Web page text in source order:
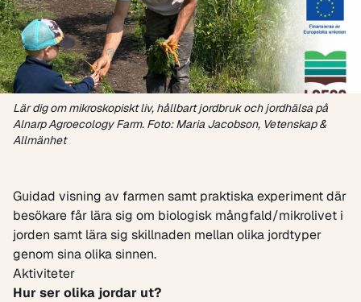
Lär dig om mikroskopiskt liv, hållbart jordbruk och jordhälsa på
Alnarp Agroecology Farm. Foto: Maria Jacobson, Vetenskap &
Allmänhet
Guidad visning av farmen samt praktiska experiment där
besökare får lära sig om biologisk mångfald/mikrolivet i
jorden samt lära sig skillnaden mellan olika jordtyper
genom sina olika sinnen.
Aktiviteter
Hur ser olika jordar ut?